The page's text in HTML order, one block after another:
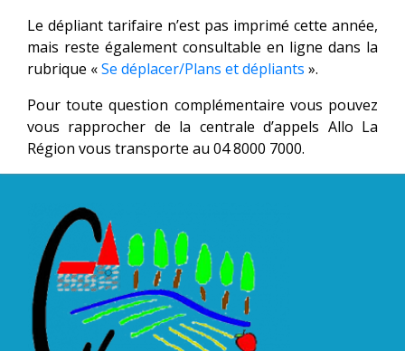
Le dépliant tarifaire n’est pas imprimé cette année,
mais reste également consultable en ligne dans la
rubrique «Se déplacer/Plans et dépliants ».
Pour toute question complémentaire vous pouvez
vous rapprocher de la centrale d’appels Allo La
Région vous transporte au 04 8000 7000.